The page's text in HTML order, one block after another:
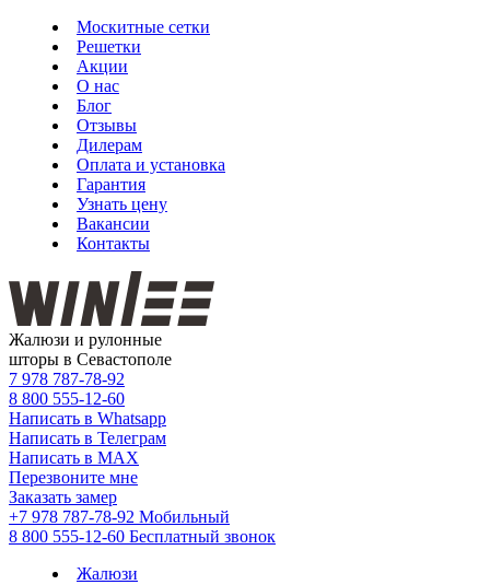
Москитные сетки
Решетки
Акции
О нас
Блог
Отзывы
Дилерам
Оплата и установка
Гарантия
Узнать цену
Вакансии
Контакты
Жалюзи и рулонные
шторы в Севастополе
7 978 787-78-92
8 800 555-12-60
Написать в Whatsapp
Написать в Телеграм
Написать в MAX
Перезвоните мне
Заказать замер
+7 978 787-78-92 Мобильный
8 800 555-12-60 Бесплатный звонок
Жалюзи